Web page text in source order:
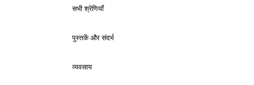
सभी श्रेणियाँ
पुस्तकें और संदर्भ
व्यवसाय